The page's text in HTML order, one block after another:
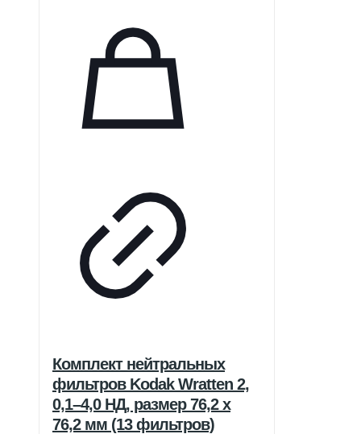
Комплект нейтральных
фильтров Kodak Wratten 2,
0,1–4,0 НД, размер 76,2 x
76,2 мм (13 фильтров)